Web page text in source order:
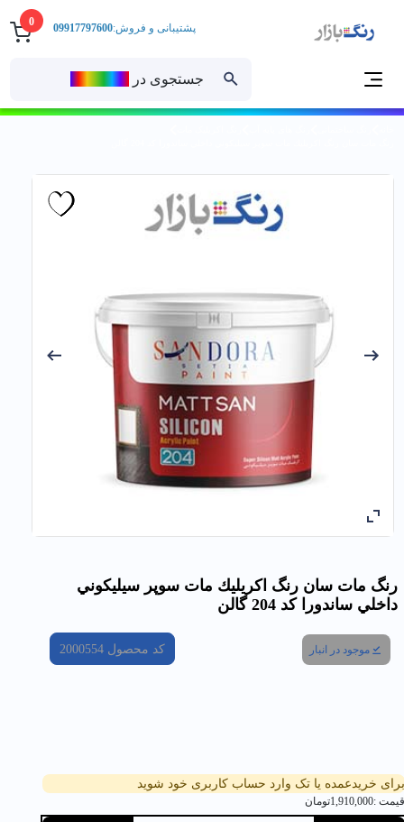
0
جستجوی در
پشتیبانی و فروش:09917797600
رنگ مات سان رنگ اكريليك مات سوپر سيليكوني
داخلي ساندورا کد 204 گالن
موجود در انبار کد محصول 2000554
برای خریدعمده یا تک وارد حساب کاربری خود شوید
قیمت :1,910,000تومان